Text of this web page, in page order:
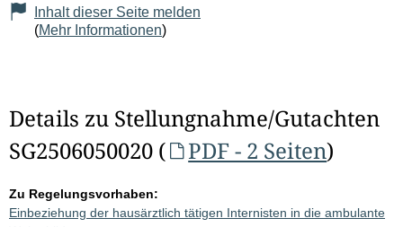
Inhalt dieser Seite melden
(Mehr Informationen)
Details zu Stellungnahme/Gutachten
SG2506050020 (
PDF - 2 Seiten)
Zu Regelungsvorhaben:
Einbeziehung der hausärztlich tätigen Internisten in die ambulante